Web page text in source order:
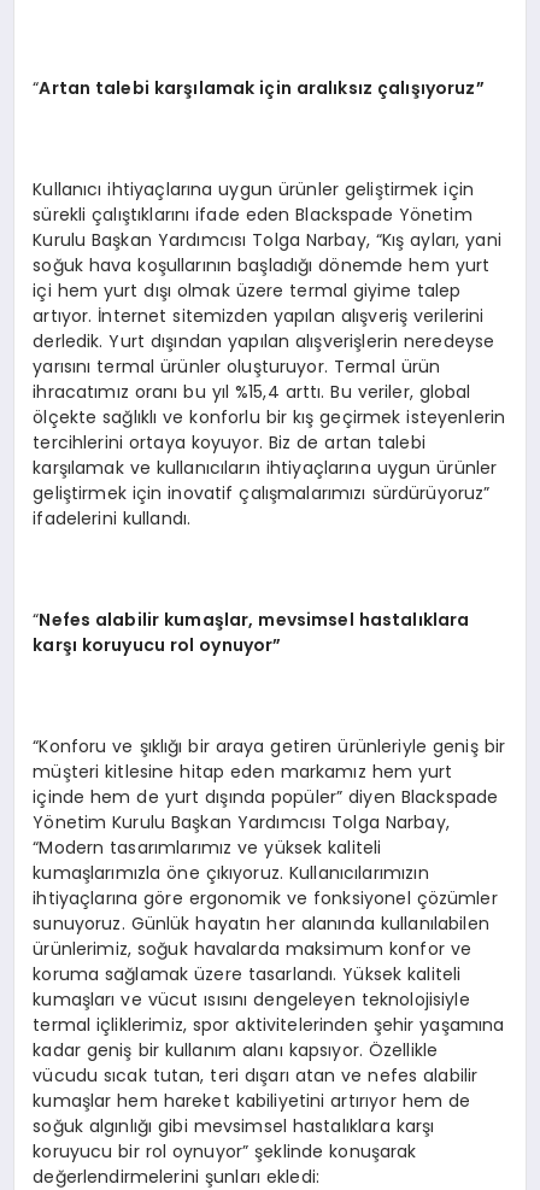
“Artan talebi karşılamak için aralıksız çalışıyoruz”
Kullanıcı ihtiyaçlarına uygun ürünler geliştirmek için
sürekli çalıştıklarını ifade eden Blackspade Yönetim
Kurulu Başkan Yardımcısı Tolga Narbay, “Kış ayları, yani
soğuk hava koşullarının başladığı dönemde hem yurt
içi hem yurt dışı olmak üzere termal giyime talep
artıyor. İnternet sitemizden yapılan alışveriş verilerini
derledik. Yurt dışından yapılan alışverişlerin neredeyse
yarısını termal ürünler oluşturuyor. Termal ürün
ihracatımız oranı bu yıl %15,4 arttı. Bu veriler, global
ölçekte sağlıklı ve konforlu bir kış geçirmek isteyenlerin
tercihlerini ortaya koyuyor. Biz de artan talebi
karşılamak ve kullanıcıların ihtiyaçlarına uygun ürünler
geliştirmek için inovatif çalışmalarımızı sürdürüyoruz”
ifadelerini kullandı.
“Nefes alabilir kumaşlar, mevsimsel hastalıklara
karşı koruyucu rol oynuyor”
“Konforu ve şıklığı bir araya getiren ürünleriyle geniş bir
müşteri kitlesine hitap eden markamız hem yurt
içinde hem de yurt dışında popüler” diyen Blackspade
Yönetim Kurulu Başkan Yardımcısı Tolga Narbay,
“Modern tasarımlarımız ve yüksek kaliteli
kumaşlarımızla öne çıkıyoruz. Kullanıcılarımızın
ihtiyaçlarına göre ergonomik ve fonksiyonel çözümler
sunuyoruz. Günlük hayatın her alanında kullanılabilen
ürünlerimiz, soğuk havalarda maksimum konfor ve
koruma sağlamak üzere tasarlandı. Yüksek kaliteli
kumaşları ve vücut ısısını dengeleyen teknolojisiyle
termal içliklerimiz, spor aktivitelerinden şehir yaşamına
kadar geniş bir kullanım alanı kapsıyor. Özellikle
vücudu sıcak tutan, teri dışarı atan ve nefes alabilir
kumaşlar hem hareket kabiliyetini artırıyor hem de
soğuk algınlığı gibi mevsimsel hastalıklara karşı
koruyucu bir rol oynuyor” şeklinde konuşarak
değerlendirmelerini şunları ekledi: